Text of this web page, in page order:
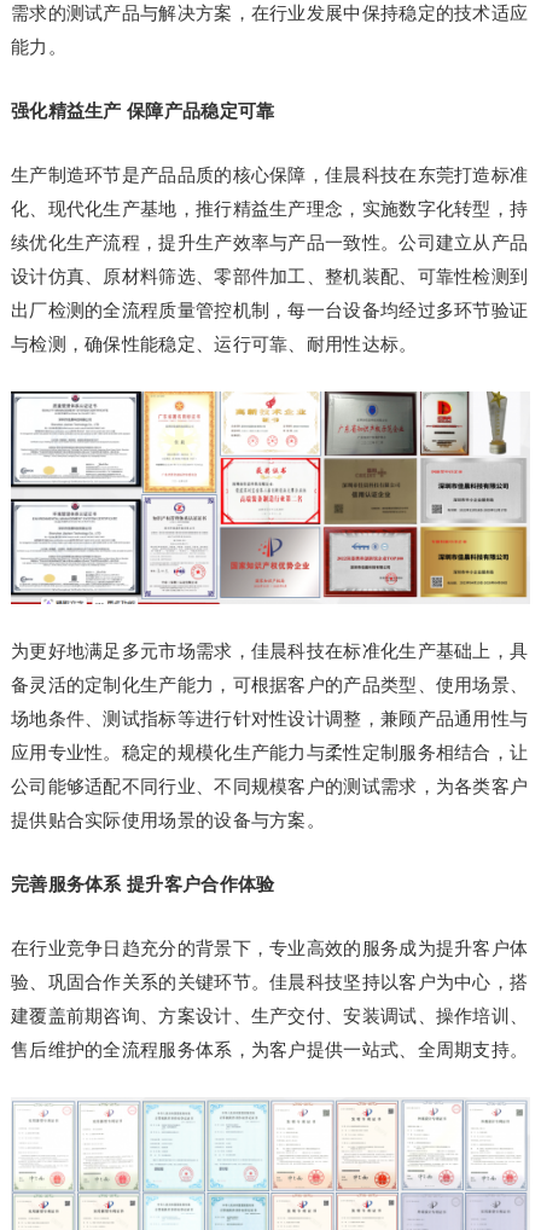
需求的测试产品与解决方案，在行业发展中保持稳定的技术适应
能力。
强化精益生产 保障产品稳定可靠
生产制造环节是产品品质的核心保障，佳晨科技在东莞打造标准
化、现代化生产基地，推行精益生产理念，实施数字化转型，持
续优化生产流程，提升生产效率与产品一致性。公司建立从产品
设计仿真、原材料筛选、零部件加工、整机装配、可靠性检测到
出厂检测的全流程质量管控机制，每一台设备均经过多环节验证
与检测，确保性能稳定、运行可靠、耐用性达标。
为更好地满足多元市场需求，佳晨科技在标准化生产基础上，具
备灵活的定制化生产能力，可根据客户的产品类型、使用场景、
场地条件、测试指标等进行针对性设计调整，兼顾产品通用性与
应用专业性。稳定的规模化生产能力与柔性定制服务相结合，让
公司能够适配不同行业、不同规模客户的测试需求，为各类客户
提供贴合实际使用场景的设备与方案。
完善服务体系 提升客户合作体验
在行业竞争日趋充分的背景下，专业高效的服务成为提升客户体
验、巩固合作关系的关键环节。佳晨科技坚持以客户为中心，搭
建覆盖前期咨询、方案设计、生产交付、安装调试、操作培训、
售后维护的全流程服务体系，为客户提供一站式、全周期支持。